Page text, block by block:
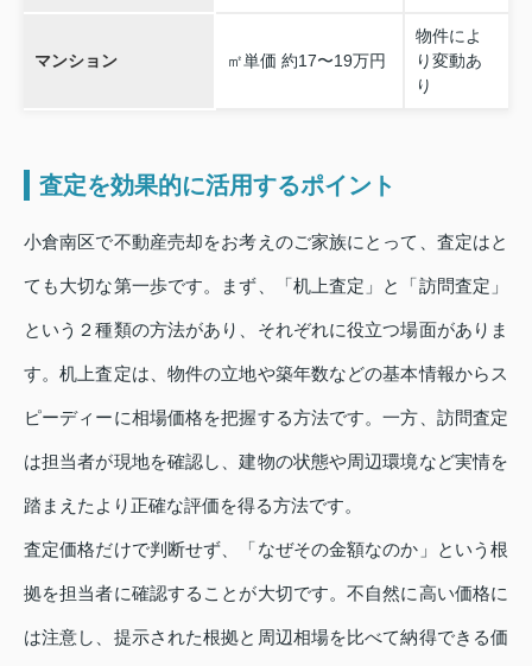
マンション ㎡単価 約17〜19万円
物件によ
り変動あ
り
査定を効果的に活用するポイント
小倉南区で不動産売却をお考えのご家族にとって、査定はと
ても大切な第一歩です。まず、「机上査定」と「訪問査定」
という２種類の方法があり、それぞれに役立つ場面がありま
す。机上査定は、物件の立地や築年数などの基本情報からス
ピーディーに相場価格を把握する方法です。一方、訪問査定
は担当者が現地を確認し、建物の状態や周辺環境など実情を
踏まえたより正確な評価を得る方法です。
査定価格だけで判断せず、「なぜその金額なのか」という根
拠を担当者に確認することが大切です。不自然に高い価格に
は注意し、提示された根拠と周辺相場を比べて納得できる価